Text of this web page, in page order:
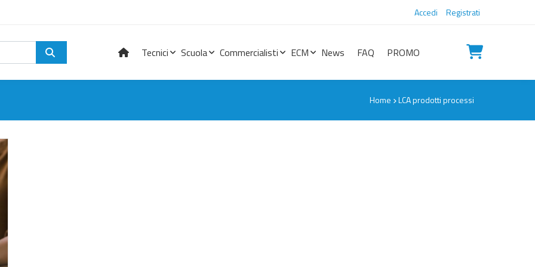
Accedi Registrati
Tecnici Scuola Commercialisti ECM News FAQ PROMO
Home LCA prodotti processi